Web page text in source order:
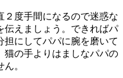
２度手間になるので迷惑な
伝えましょう。できればパ
にしてパパに腕を磨いて
猫の手よりはましなパパの
。